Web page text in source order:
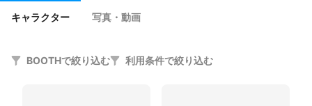
キャラクター 写真・動画
BOOTHで絞り込む 利用条件で絞り込む